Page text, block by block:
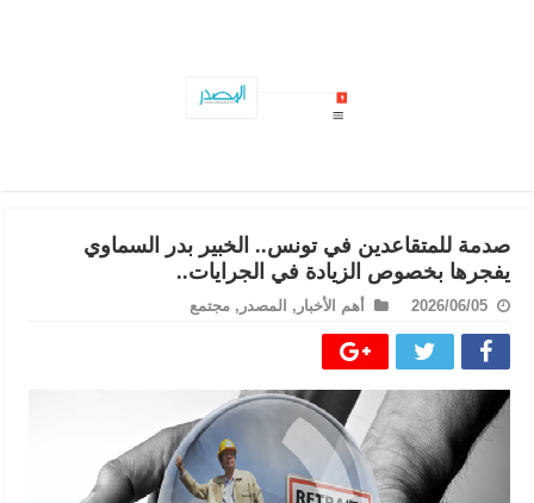
صدمة للمتقاعدين في تونس.. الخبير بدر السماوي
يفجرها بخصوص الزيادة في الجرايات..
2026/06/05 أهم الأخبار , المصدر , مجتمع